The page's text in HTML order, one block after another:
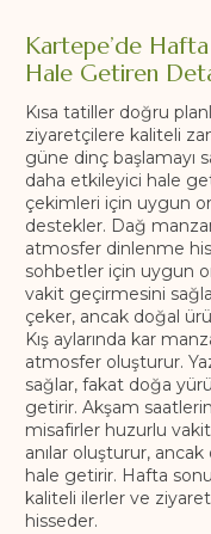
Kartepe’de
Hale Getiren
Kısa tatiller doğru
ziyaretçilere kaliteli
güne dinç başlamayı
daha etkileyici hale
çekimleri için uygun
destekler. Dağ
atmosfer dinlenme
sohbetler için uygun
vakit geçirmesini
çeker, ancak doğal
Kış aylarında kar
atmosfer oluşturur.
sağlar, fakat doğa
getirir. Akşam
misafirler huzurlu
anılar oluşturur,
hale getirir. Hafta
kaliteli ilerler ve
hisseder.